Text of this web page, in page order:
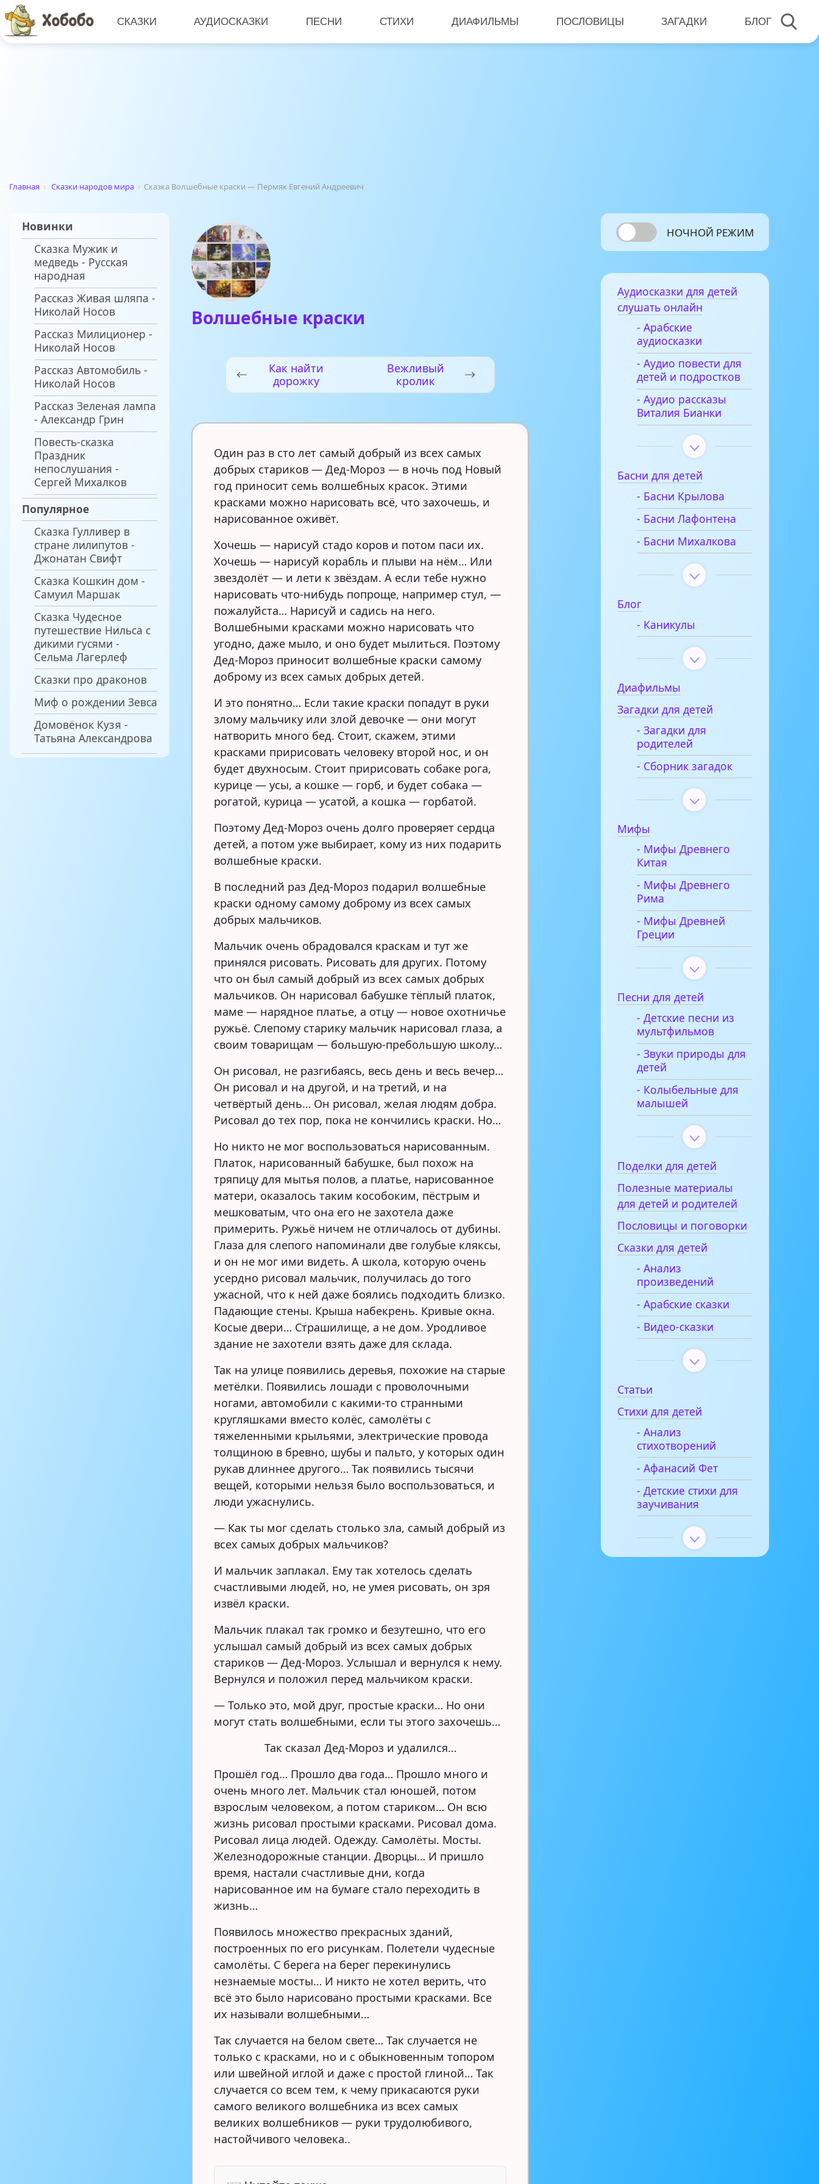
СКАЗКИ АУДИОСКАЗКИ ПЕСНИ СТИХИ ДИАФИЛЬМЫ ПОСЛОВИЦЫ ЗАГАДКИ БЛОГ
Главная › Сказки народов мира › Сказка Волшебные краски — Пермяк Евгений Андреевич
Новинки
Сказка Мужик и
медведь - Русская
народная
Рассказ Живая шляпа -
Николай Носов
Рассказ Милиционер -
Николай Носов
Рассказ Автомобиль -
Николай Носов
Рассказ Зеленая лампа
- Александр Грин
Повесть-сказка
Праздник
непослушания -
Сергей Михалков
Популярное
Сказка Гулливер в
стране лилипутов -
Джонатан Свифт
Сказка Кошкин дом -
Самуил Маршак
Сказка Чудесное
путешествие Нильса с
дикими гусями -
Сельма Лагерлеф
Сказки про драконов
Миф о рождении Зевса
Домовёнок Кузя -
Татьяна Александрова
Волшебные краски
Как найти
дорожку
Вежливый
кролик
Один раз в сто лет самый добрый из всех самых
добрых стариков — Дед-Мороз — в ночь под Новый
год приносит семь волшебных красок. Этими
красками можно нарисовать всё, что захочешь, и
нарисованное оживёт.
Хочешь — нарисуй стадо коров и потом паси их.
Хочешь — нарисуй корабль и плыви на нём… Или
звездолёт — и лети к звёздам. А если тебе нужно
нарисовать что-нибудь попроще, например стул, —
пожалуйста… Нарисуй и садись на него.
Волшебными красками можно нарисовать что
угодно, даже мыло, и оно будет мылиться. Поэтому
Дед-Мороз приносит волшебные краски самому
доброму из всех самых добрых детей.
И это понятно… Если такие краски попадут в руки
злому мальчику или злой девочке — они могут
натворить много бед. Стоит, скажем, этими
красками пририсовать человеку второй нос, и он
будет двухносым. Стоит пририсовать собаке рога,
курице — усы, а кошке — горб, и будет собака —
рогатой, курица — усатой, а кошка — горбатой.
Поэтому Дед-Мороз очень долго проверяет сердца
детей, а потом уже выбирает, кому из них подарить
волшебные краски.
В последний раз Дед-Мороз подарил волшебные
краски одному самому доброму из всех самых
добрых мальчиков.
Мальчик очень обрадовался краскам и тут же
принялся рисовать. Рисовать для других. Потому
что он был самый добрый из всех самых добрых
мальчиков. Он нарисовал бабушке тёплый платок,
маме — нарядное платье, а отцу — новое охотничье
ружьё. Слепому старику мальчик нарисовал глаза, а
своим товарищам — большую-пребольшую школу…
Он рисовал, не разгибаясь, весь день и весь вечер…
Он рисовал и на другой, и на третий, и на
четвёртый день… Он рисовал, желая людям добра.
Рисовал до тех пор, пока не кончились краски. Но…
Но никто не мог воспользоваться нарисованным.
Платок, нарисованный бабушке, был похож на
тряпицу для мытья полов, а платье, нарисованное
матери, оказалось таким кособоким, пёстрым и
мешковатым, что она его не захотела даже
примерить. Ружьё ничем не отличалось от дубины.
Глаза для слепого напоминали две голубые кляксы,
и он не мог ими видеть. А школа, которую очень
усердно рисовал мальчик, получилась до того
ужасной, что к ней даже боялись подходить близко.
Падающие стены. Крыша набекрень. Кривые окна.
Косые двери… Страшилище, а не дом. Уродливое
здание не захотели взять даже для склада.
Так на улице появились деревья, похожие на старые
метёлки. Появились лошади с проволочными
ногами, автомобили с какими-то странными
кругляшками вместо колёс, самолёты с
тяжеленными крыльями, электрические провода
толщиною в бревно, шубы и пальто, у которых один
рукав длиннее другого… Так появились тысячи
вещей, которыми нельзя было воспользоваться, и
люди ужаснулись.
— Как ты мог сделать столько зла, самый добрый из
всех самых добрых мальчиков?
И мальчик заплакал. Ему так хотелось сделать
счастливыми людей, но, не умея рисовать, он зря
извёл краски.
Мальчик плакал так громко и безутешно, что его
услышал самый добрый из всех самых добрых
стариков — Дед-Мороз. Услышал и вернулся к нему.
Вернулся и положил перед мальчиком краски.
— Только это, мой друг, простые краски… Но они
могут стать волшебными, если ты этого захочешь…
Так сказал Дед-Мороз и удалился…
Прошёл год… Прошло два года… Прошло много и
очень много лет. Мальчик стал юношей, потом
взрослым человеком, а потом стариком… Он всю
жизнь рисовал простыми красками. Рисовал дома.
Рисовал лица людей. Одежду. Самолёты. Мосты.
Железнодорожные станции. Дворцы… И пришло
время, настали счастливые дни, когда
нарисованное им на бумаге стало переходить в
жизнь…
Появилось множество прекрасных зданий,
построенных по его рисункам. Полетели чудесные
самолёты. С берега на берег перекинулись
незнаемые мосты… И никто не хотел верить, что
всё это было нарисовано простыми красками. Все
их называли волшебными…
Так случается на белом свете… Так случается не
только с красками, но и с обыкновенным топором
или швейной иглой и даже с простой глиной… Так
случается со всем тем, к чему прикасаются руки
самого великого волшебника из всех самых
великих волшебников — руки трудолюбивого,
настойчивого человека..
НОЧНОЙ РЕЖИМ
Аудиосказки для детей
слушать онлайн
- Арабские
аудиосказки
- Аудио повести для
детей и подростков
- Аудио рассказы
Виталия Бианки
Басни для детей
- Басни Крылова
- Басни Лафонтена
- Басни Михалкова
Блог
- Каникулы
Диафильмы
Загадки для детей
- Загадки для
родителей
- Сборник загадок
Мифы
- Мифы Древнего
Китая
- Мифы Древнего
Рима
- Мифы Древней
Греции
Песни для детей
- Детские песни из
мультфильмов
- Звуки природы для
детей
- Колыбельные для
малышей
Поделки для детей
Полезные материалы
для детей и родителей
Пословицы и поговорки
Сказки для детей
- Анализ
произведений
- Арабские сказки
- Видео-сказки
Статьи
Стихи для детей
- Анализ
стихотворений
- Афанасий Фет
- Детские стихи для
заучивания